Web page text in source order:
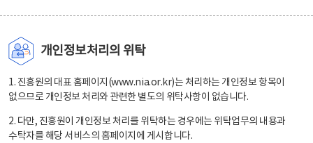
개인정보처리의 위탁
1. 진흥원의 대표 홈페이지(www.nia.or.kr)는 처리하는 개인정보 항목이
없으므로 개인정보 처리와 관련한 별도의 위탁사항이 없습니다.
2. 다만, 진흥원이 개인정보 처리를 위탁하는 경우에는 위탁업무의 내용과
수탁자를 해당 서비스의 홈페이지에 게시합니다.